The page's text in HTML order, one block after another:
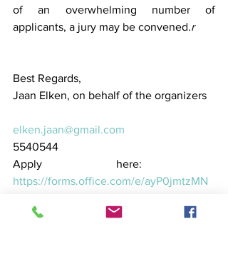
of an overwhelming number of
applicants, a jury may be convened.r
Best Regards,
Jaan Elken, on behalf of the organizers
elken.jaan@gmail.com
5540544
Apply here: ​
https://forms.office.com/e/ayP0jmtzMN